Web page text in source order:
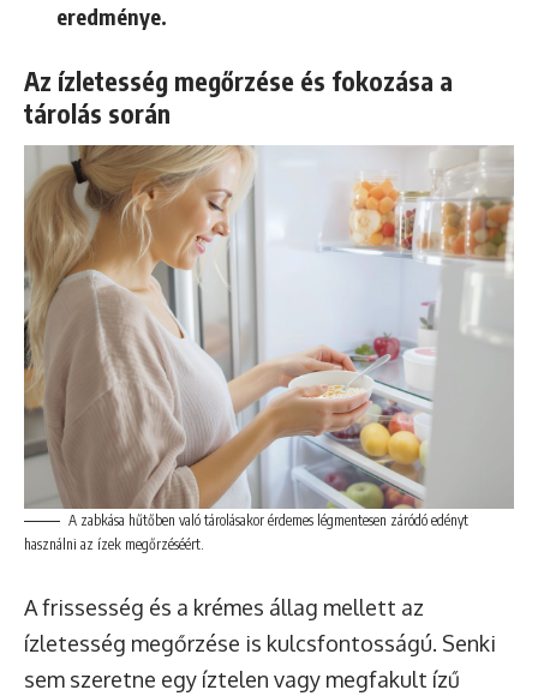
eredménye.
Az ízletesség megőrzése és fokozása a
tárolás során
A zabkása hűtőben való tárolásakor érdemes légmentesen záródó edényt
használni az ízek megőrzéséért.
A frissesség és a krémes állag mellett az
ízletesség megőrzése is kulcsfontosságú. Senki
sem szeretne egy íztelen vagy megfakult ízű